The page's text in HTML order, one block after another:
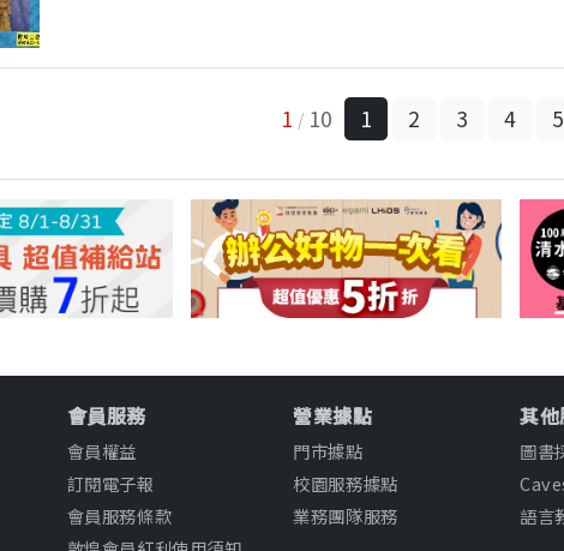
1 / 10 1 2 3 4 5
會員服務
會員權益
訂閱電子報
會員服務條款
營業據點
門市據點
校園服務據點
業務團隊服務
其
圖書
語言